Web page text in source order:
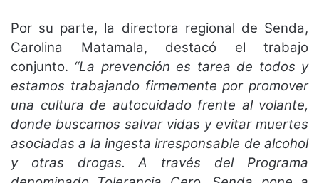
Por su parte, la directora regional de Senda,
Carolina Matamala, destacó el trabajo
conjunto. “La prevención es tarea de todos y
estamos trabajando firmemente por promover
una cultura de autocuidado frente al volante,
donde buscamos salvar vidas y evitar muertes
asociadas a la ingesta irresponsable de alcohol
y otras drogas. A través del Programa